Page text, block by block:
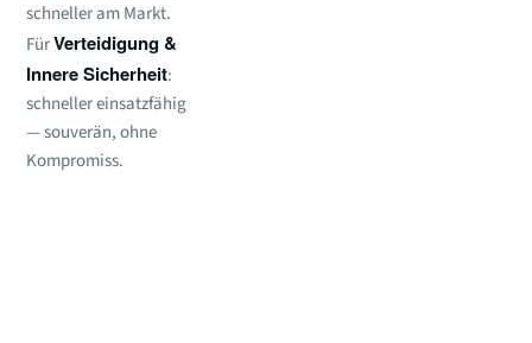
schneller am Markt.
FürVerteidigung &
Innere Sicherheit:
schneller einsatzfähig
— souverän, ohne
Kompromiss.